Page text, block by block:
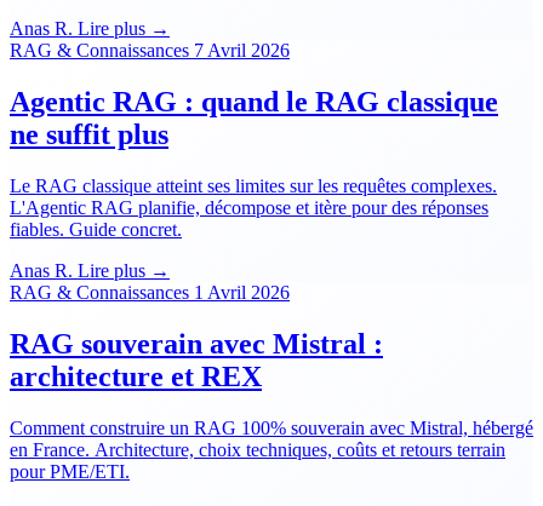
Anas R. Lire plus →
RAG & Connaissances 7 Avril 2026
Agentic RAG : quand le RAG classique
ne suffit plus
Le RAG classique atteint ses limites sur les requêtes complexes.
L'Agentic RAG planifie, décompose et itère pour des réponses
fiables. Guide concret.
Anas R. Lire plus →
RAG & Connaissances 1 Avril 2026
RAG souverain avec Mistral :
architecture et REX
Comment construire un RAG 100% souverain avec Mistral, hébergé
en France. Architecture, choix techniques, coûts et retours terrain
pour PME/ETI.